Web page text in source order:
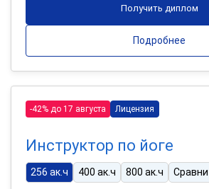
Получить диплом
Подробнее
-42% до 17 августа Лицензия
Инструктор по йоге
256 ак.ч 400 ак.ч 800 ак.ч